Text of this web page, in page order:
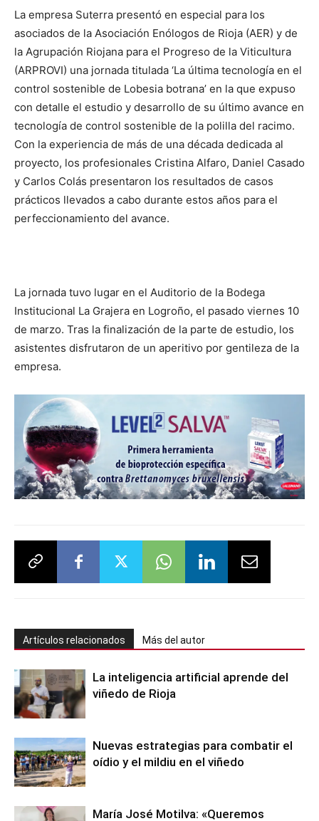
La empresa Suterra presentó en especial para los
asociados de la Asociación Enólogos de Rioja (AER) y de
la Agrupación Riojana para el Progreso de la Viticultura
(ARPROVI) una jornada titulada ‘La última tecnología en el
control sostenible de Lobesia botrana’ en la que expuso
con detalle el estudio y desarrollo de su último avance en
tecnología de control sostenible de la polilla del racimo.
Con la experiencia de más de una década dedicada al
proyecto, los profesionales Cristina Alfaro, Daniel Casado
y Carlos Colás presentaron los resultados de casos
prácticos llevados a cabo durante estos años para el
perfeccionamiento del avance.
La jornada tuvo lugar en el Auditorio de la Bodega
Institucional La Grajera en Logroño, el pasado viernes 10
de marzo. Tras la finalización de la parte de estudio, los
asistentes disfrutaron de un aperitivo por gentileza de la
empresa.
Artículos relacionados Más del autor
La inteligencia artificial aprende del
viñedo de Rioja
Nuevas estrategias para combatir el
oídio y el mildiu en el viñedo
María José Motilva: «Queremos